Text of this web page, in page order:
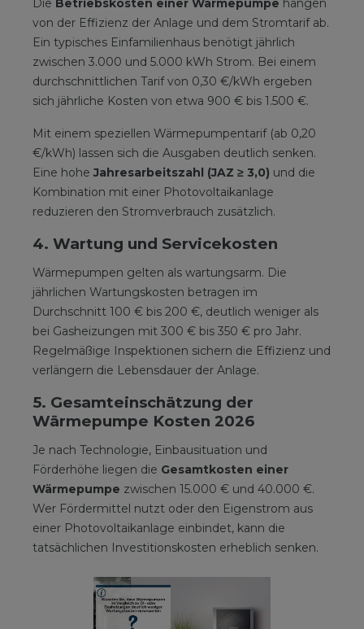
Die Betriebskosten einer Wärmepumpe hängen
von der Effizienz der Anlage und dem Stromtarif ab.
Ein typisches Einfamilienhaus benötigt jährlich
zwischen 3.000 und 5.000 kWh Strom. Bei einem
durchschnittlichen Tarif von 0,30 €/kWh ergeben
sich jährliche Kosten von etwa 900 € bis 1.500 €.
Mit einem speziellen Wärmepumpentarif (ab 0,20
€/kWh) lassen sich die Ausgaben deutlich senken.
Eine hoheJahresarbeitszahl (JAZ ≥ 3,0) und die
Kombination mit einer Photovoltaikanlage
reduzieren den Stromverbrauch zusätzlich.
4. Wartung und Servicekosten
Wärmepumpen gelten als wartungsarm. Die
jährlichen Wartungskosten betragen im
Durchschnitt 100 € bis 200 €, deutlich weniger als
bei Gasheizungen mit 300 € bis 350 € pro Jahr.
Regelmäßige Inspektionen sichern die Effizienz und
verlängern die Lebensdauer der Anlage.
5. Gesamteinschätzung der
Wärmepumpe Kosten 2026
Je nach Technologie, Einbausituation und
Förderhöhe liegen die Gesamtkosten einer
Wärmepumpe zwischen 15.000 € und 40.000 €.
Wer Fördermittel nutzt oder den Eigenstrom aus
einer Photovoltaikanlage einbindet, kann die
tatsächlichen Investitionskosten erheblich senken.